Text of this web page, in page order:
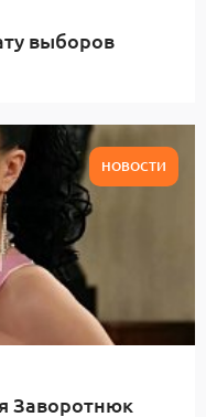
выборов
НОВОСТИ
Заворотнюк